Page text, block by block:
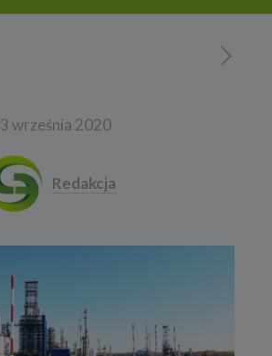
3 września 2020
Redakcja